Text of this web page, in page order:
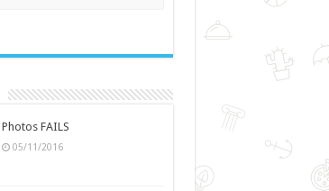
Photos FAILS
05/11/2016